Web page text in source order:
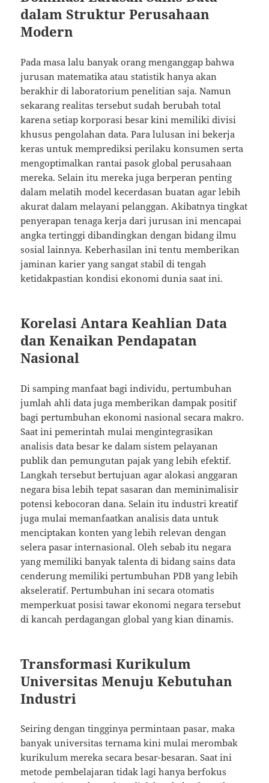
dalam Struktur Perusahaan
Modern
Pada masa lalu banyak orang menganggap bahwa
jurusan matematika atau statistik hanya akan
berakhir di laboratorium penelitian saja. Namun
sekarang realitas tersebut sudah berubah total
karena setiap korporasi besar kini memiliki divisi
khusus pengolahan data. Para lulusan ini bekerja
keras untuk memprediksi perilaku konsumen serta
mengoptimalkan rantai pasok global perusahaan
mereka. Selain itu mereka juga berperan penting
dalam melatih model kecerdasan buatan agar lebih
akurat dalam melayani pelanggan. Akibatnya tingkat
penyerapan tenaga kerja dari jurusan ini mencapai
angka tertinggi dibandingkan dengan bidang ilmu
sosial lainnya. Keberhasilan ini tentu memberikan
jaminan karier yang sangat stabil di tengah
ketidakpastian kondisi ekonomi dunia saat ini.
Korelasi Antara Keahlian Data
dan Kenaikan Pendapatan
Nasional
Di samping manfaat bagi individu, pertumbuhan
jumlah ahli data juga memberikan dampak positif
bagi pertumbuhan ekonomi nasional secara makro.
Saat ini pemerintah mulai mengintegrasikan
analisis data besar ke dalam sistem pelayanan
publik dan pemungutan pajak yang lebih efektif.
Langkah tersebut bertujuan agar alokasi anggaran
negara bisa lebih tepat sasaran dan meminimalisir
potensi kebocoran dana. Selain itu industri kreatif
juga mulai memanfaatkan analisis data untuk
menciptakan konten yang lebih relevan dengan
selera pasar internasional. Oleh sebab itu negara
yang memiliki banyak talenta di bidang sains data
cenderung memiliki pertumbuhan PDB yang lebih
akseleratif. Pertumbuhan ini secara otomatis
memperkuat posisi tawar ekonomi negara tersebut
di kancah perdagangan global yang kian dinamis.
Transformasi Kurikulum
Universitas Menuju Kebutuhan
Industri
Seiring dengan tingginya permintaan pasar, maka
banyak universitas ternama kini mulai merombak
kurikulum mereka secara besar-besaran. Saat ini
metode pembelajaran tidak lagi hanya berfokus